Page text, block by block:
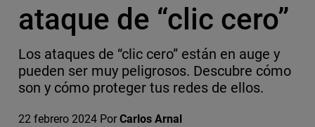
ataque de “clic cero”
Los ataques de “clic cero” están en auge y
pueden ser muy peligrosos. Descubre cómo
son y cómo proteger tus redes de ellos.
22 febrero 2024 Por Carlos Arnal